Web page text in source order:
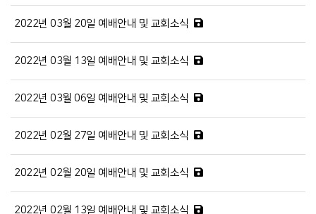
2022년 03월 20일 예배안내 및 교회소식
2022년 03월 13일 예배안내 및 교회소식
2022년 03월 06일 예배안내 및 교회소식
2022년 02월 27일 예배안내 및 교회소식
2022년 02월 20일 예배안내 및 교회소식
2022년 02월 13일 예배안내 및 교회소식